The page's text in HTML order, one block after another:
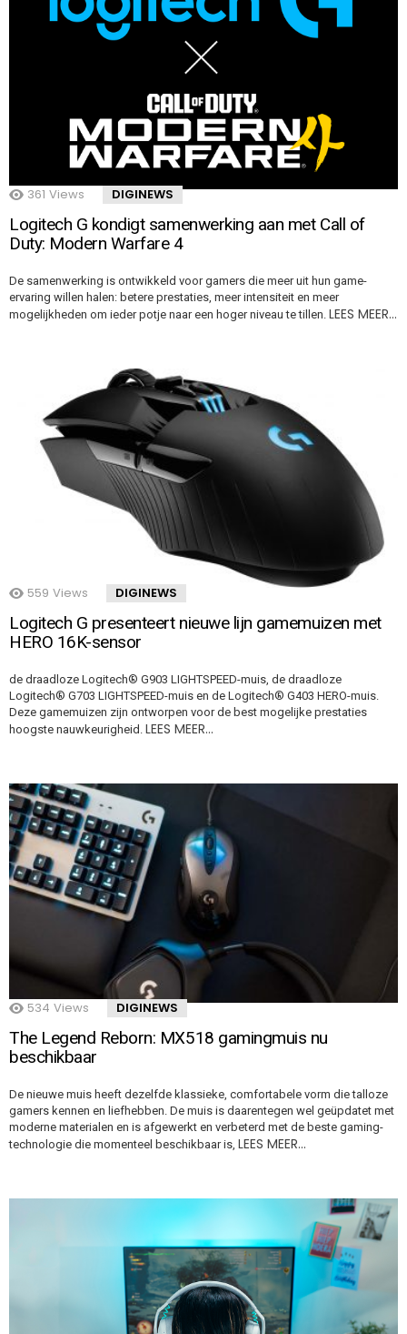
361 Views DIGINEWS
Logitech G kondigt samenwerking aan met Call of
Duty: Modern Warfare 4
De samenwerking is ontwikkeld voor gamers die meer uit hun game-
ervaring willen halen: betere prestaties, meer intensiteit en meer
mogelijkheden om ieder potje naar een hoger niveau te tillen. LEES MEER…
559 Views DIGINEWS
Logitech G presenteert nieuwe lijn gamemuizen met
HERO 16K-sensor
de draadloze Logitech® G903 LIGHTSPEED-muis, de draadloze
Logitech® G703 LIGHTSPEED-muis en de Logitech® G403 HERO-muis.
Deze gamemuizen zijn ontworpen voor de best mogelijke prestaties
hoogste nauwkeurigheid. LEES MEER…
534 Views DIGINEWS
The Legend Reborn: MX518 gamingmuis nu
beschikbaar
De nieuwe muis heeft dezelfde klassieke, comfortabele vorm die talloze
gamers kennen en liefhebben. De muis is daarentegen wel geüpdatet met
moderne materialen en is afgewerkt en verbeterd met de beste gaming-
technologie die momenteel beschikbaar is, LEES MEER…